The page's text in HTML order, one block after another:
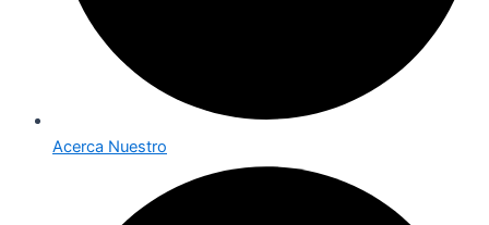
Acerca Nuestro